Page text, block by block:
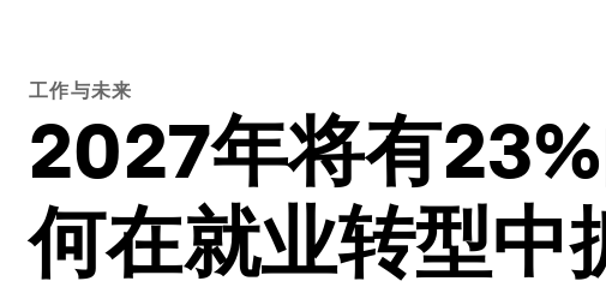
工作与未来
2027年将有
何在就业转型中